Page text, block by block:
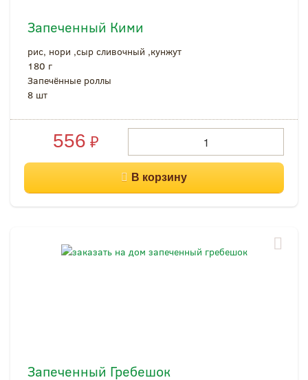
Запеченный Кими
рис, нори ,сыр сливочный ,кунжут
180 г
Запечённые роллы
8 шт
556 ₽
Запеченный Гребешок